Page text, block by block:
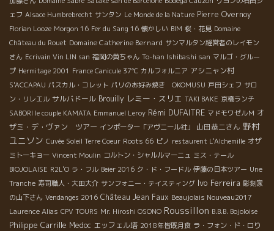
ェフ Alsace Humbrebrecht サンタン Le Monde de la Nature Pierre Overnoy
Florian Looze Morgon 16 Fer du Sang 16 懐かしい BIM 桜・花見 Domaine
Château du Rouet Domaine Catherine Bernard サンマルタン経営者のレイモン
さん Ecrivain Vin LIN san 福岡の黄ちゃん To-han Ishibashi san マルゴ・グルー
プ Hermitage 2001 France Canicule 37℃ カルフォルニア アシニャン村
S'ACCAPAU パスカル・コレット パリのお好み焼き OKOMUSU 戸田シェフ サロ
ン・リレエル サルバドール Brouilly レミー・スリエ TAKI BAKE 京橋ランチ
SABORI le couple KAMATA Emmanuel Leroy Rémi DUFAITRE マドモワゼルＭ オ
ザミ・デ・ヴァン ツアー インポーター「アヴニール社」 山田恭二さん 野村
ユニソン Cuvée Soleil Terre Coeur Roots 66 ピノ restaurent L'Alchemille オザ
ミトーキョー Vincent Moulin コルトン・シャルルマーニュ ミス・テール
BIOJOLAISE R2L'O ラ・フル Beier 2016 ク・ド・フードル 伊藤の日本ツアー Une
Tranche 寿司職人・大田大介 サンフォニー・テイスティング Ivo Ferreira 彫刻家
の山下さん Vendanges 2016 Château Jean Faux Beaujolais Nouveau2017
Laurence Alias CPV TOURS Mr. Hiroshi OSONO Roussillon B.B.B. Bojoloise
Philippe Carrille Medoc エッフェル塔 2018年皆既月食 ラ・フォン・ド・ロり